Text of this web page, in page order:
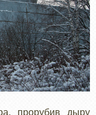
прорубив дыру